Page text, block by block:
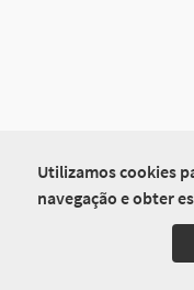
Utilizamos cookies
navegação e obter